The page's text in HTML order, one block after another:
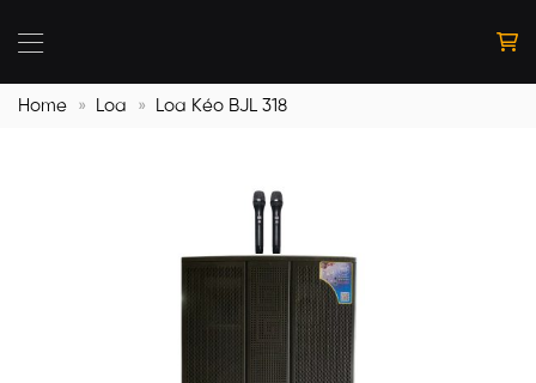
qua
dungHome » Loa » Loa Kéo BJL 318